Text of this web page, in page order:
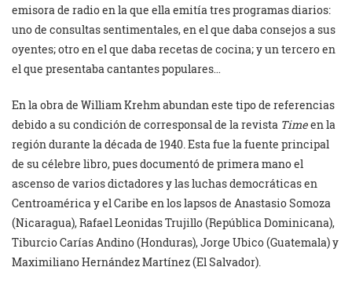
emisora de radio en la que ella emitía tres programas diarios:
uno de consultas sentimentales, en el que daba consejos a sus
oyentes; otro en el que daba recetas de cocina; y un tercero en
el que presentaba cantantes populares…
En la obra de William Krehm abundan este tipo de referencias
debido a su condición de corresponsal de la revista Timeen la
región durante la década de 1940. Esta fue la fuente principal
de su célebre libro, pues documentó de primera mano el
ascenso de varios dictadores y las luchas democráticas en
Centroamérica y el Caribe en los lapsos de Anastasio Somoza
(Nicaragua), Rafael Leonidas Trujillo (República Dominicana),
Tiburcio Carías Andino (Honduras), Jorge Ubico (Guatemala) y
Maximiliano Hernández Martínez (El Salvador).